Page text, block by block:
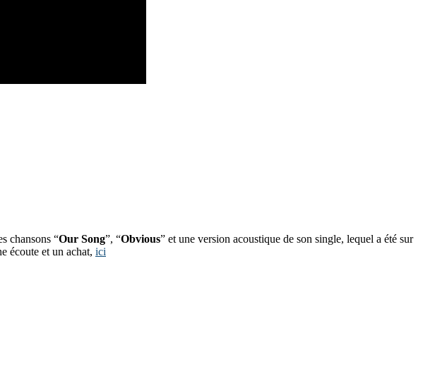
chansons “Our Song”, “Obvious” et une version acoustique de son single, lequel a été sur
écoute et un achat, ici